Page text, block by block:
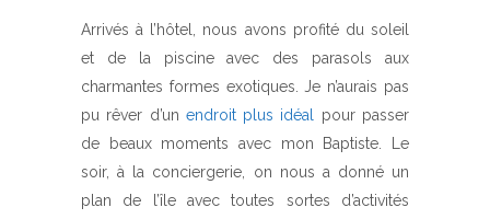
Arrivés à l’hôtel, nous avons profité du soleil
et de la piscine avec des parasols aux
charmantes formes exotiques. Je n’aurais pas
pu rêver d’un endroit plus idéal
pour passer
de beaux moments avec mon Baptiste. Le
soir, à la conciergerie, on nous a donné un
plan de l’île avec toutes sortes d’activités